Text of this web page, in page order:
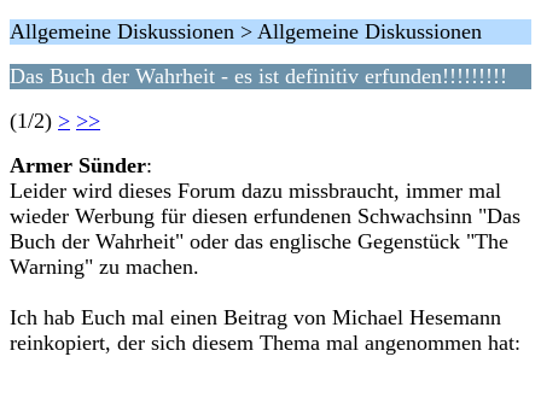
Allgemeine Diskussionen > Allgemeine Diskussionen
Das Buch der Wahrheit - es ist definitiv erfunden!!!!!!!!!
(1/2) > >>
Armer Sünder:
Leider wird dieses Forum dazu missbraucht, immer mal
wieder Werbung für diesen erfundenen Schwachsinn "Das
Buch der Wahrheit" oder das englische Gegenstück "The
Warning" zu machen.
Ich hab Euch mal einen Beitrag von Michael Hesemann
reinkopiert, der sich diesem Thema mal angenommen hat: